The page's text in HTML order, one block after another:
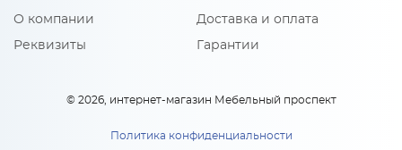
Количество упаковок: 1
О компании
Реквизиты
Доставка и оплата
Гарантии
© 2026, интернет-магазин Мебельный проспект
Политика конфиденциальности